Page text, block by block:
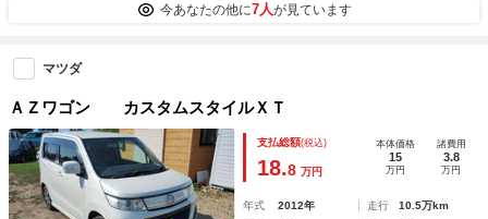
今あなたの他に7人が見ています
マツダ
ＡＺワゴン カスタムスタイルＸＴ
支払総額(税込)
18.8 万円
本体価格
15
万円
諸費用
3.8
万円
年式 2012年 走行
10.5万km